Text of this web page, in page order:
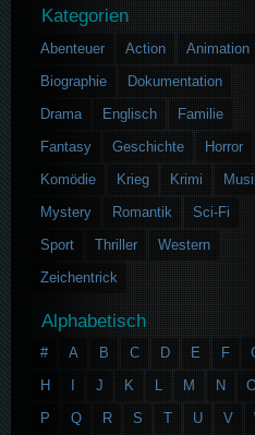
Kategorien
Abenteuer Action
Animation
Biographie
Dokumentation
Drama
Englisch
Familie
Fantasy
Geschichte
Horror
Komödie
Krieg Krimi
Mystery
Romantik
Sci-Fi
Sport
Thriller
Western
Zeichentrick
Alphabetisch
# A B C D E F
H
J K L M N
P
Q R S T U V